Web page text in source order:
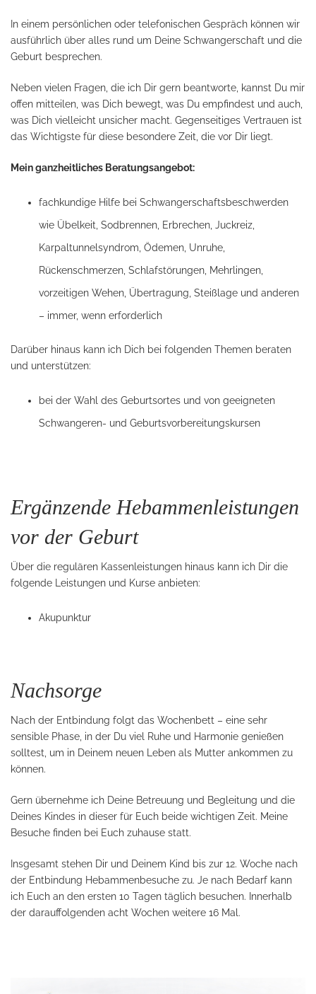
In einem persönlichen oder telefonischen Gespräch können wir
ausführlich über alles rund um Deine Schwangerschaft und die
Geburt besprechen.
Neben vielen Fragen, die ich Dir gern beantworte, kannst Du mir
offen mitteilen, was Dich bewegt, was Du empfindest und auch,
was Dich vielleicht unsicher macht. Gegenseitiges Vertrauen ist
das Wichtigste für diese besondere Zeit, die vor Dir liegt.
Mein ganzheitliches Beratungsangebot:
fachkundige Hilfe bei Schwangerschaftsbeschwerden
wie Übelkeit, Sodbrennen, Erbrechen, Juckreiz,
Karpaltunnelsyndrom, Ödemen, Unruhe,
Rückenschmerzen, Schlafstörungen, Mehrlingen,
vorzeitigen Wehen, Übertragung, Steißlage und anderen
– immer, wenn erforderlich
Darüber hinaus kann ich Dich bei folgenden Themen beraten
und unterstützen:
bei der Wahl des Geburtsortes und von geeigneten
Schwangeren- und Geburtsvorbereitungskursen
Ergänzende Hebammenleistungen
vor der Geburt
Über die regulären Kassenleistungen hinaus kann ich Dir die
folgende Leistungen und Kurse anbieten:
Akupunktur
Nachsorge
Nach der Entbindung folgt das Wochenbett – eine sehr
sensible Phase, in der Du viel Ruhe und Harmonie genießen
solltest, um in Deinem neuen Leben als Mutter ankommen zu
können.
Gern übernehme ich Deine Betreuung und Begleitung und die
Deines Kindes in dieser für Euch beide wichtigen Zeit. Meine
Besuche finden bei Euch zuhause statt.
Insgesamt stehen Dir und Deinem Kind bis zur 12. Woche nach
der Entbindung Hebammenbesuche zu. Je nach Bedarf kann
ich Euch an den ersten 10 Tagen täglich besuchen. Innerhalb
der darauffolgenden acht Wochen weitere 16 Mal.